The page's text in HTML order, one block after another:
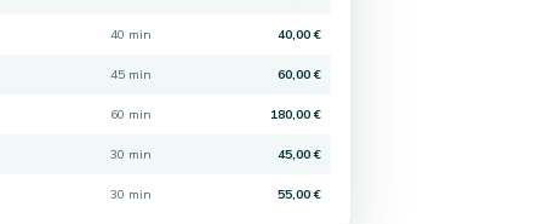
40 min 40,00 €
45 min 60,00 €
60 min 180,00 €
30 min 45,00 €
30 min 55,00 €